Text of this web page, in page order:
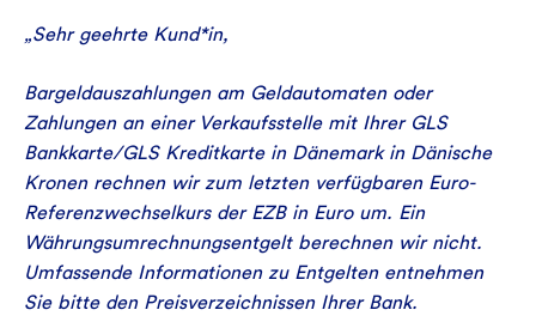
„Sehr geehrte Kund*in,
Bargeldauszahlungen am Geldautomaten oder
Zahlungen an einer Verkaufsstelle mit Ihrer GLS
Bankkarte/GLS Kreditkarte in Dänemark in Dänische
Kronen rechnen wir zum letzten verfügbaren Euro-
Referenzwechselkurs der EZB in Euro um. Ein
Währungsumrechnungsentgelt berechnen wir nicht.
Umfassende Informationen zu Entgelten entnehmen
Sie bitte den Preisverzeichnissen Ihrer Bank.